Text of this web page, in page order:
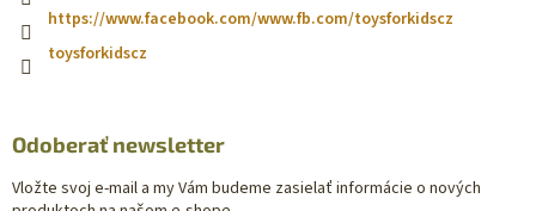
https://www.facebook.com/www.fb.com/toysforkidscz
toysforkidscz
Odoberať newsletter
Vložte svoj e-mail a my Vám budeme zasielať informácie o nových